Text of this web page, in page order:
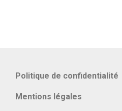
Politique de confidentialité
Mentions légales